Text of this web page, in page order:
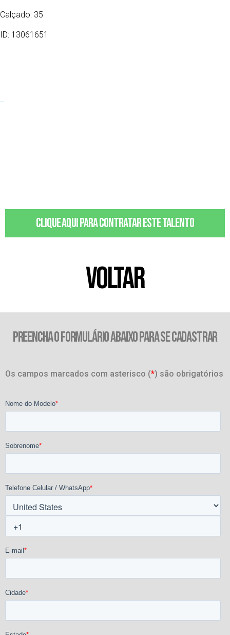
Calçado: 35
ID: 13061651
Clique aqui para contratar este talento
VOLTAR
PREENCHA O FORMULÁRIO ABAIXO PARA SE CADASTRAR
Os campos marcados com asterisco (*) são obrigatórios